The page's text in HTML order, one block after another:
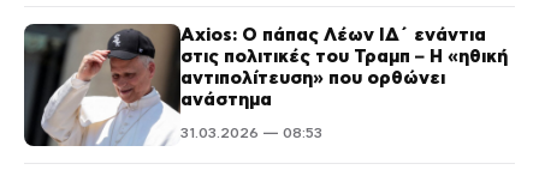
Axios: Ο πάπας Λέων ΙΔ΄ ενάντια
στις πολιτικές του Τραμπ – Η «ηθική
αντιπολίτευση» που ορθώνει
ανάστημα
31.03.2026 — 08:53